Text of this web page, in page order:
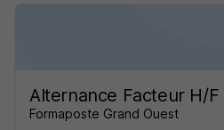
Alternance Facteur H/F
Formaposte Grand Ouest